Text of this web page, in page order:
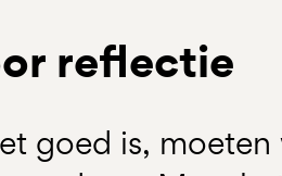
reflectie
goed is,